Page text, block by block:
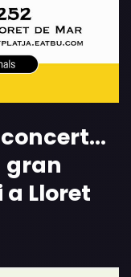
concert…
gran
a Lloret